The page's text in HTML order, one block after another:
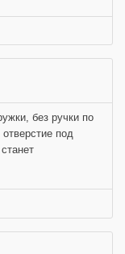
без ручки по
под